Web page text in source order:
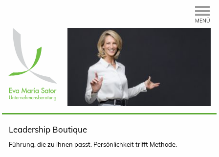
MENÜ
Leadership Boutique
Führung, die zu ihnen passt. Persönlichkeit trifft Methode.